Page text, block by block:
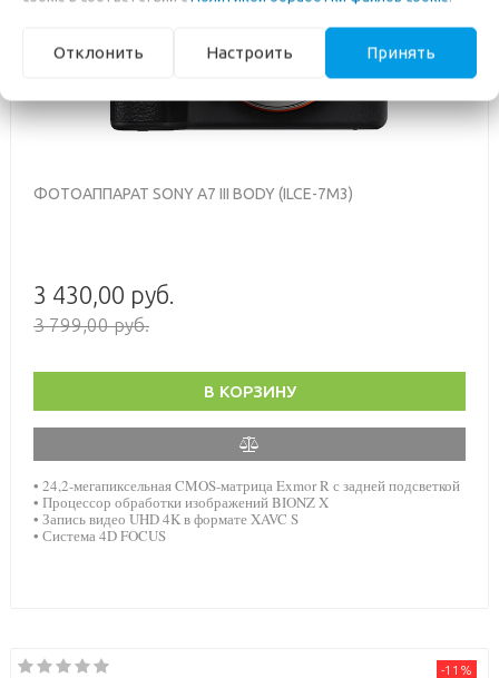
ФОТОАППАРАТ SONY A7 III BODY (ILCE-7M3)
3 430,00 руб.
3 799,00 руб.
В КОРЗИНУ
• 24,2-мегапиксельная CMOS-матрица Exmor R с задней подсветкой
• Процессор обработки изображений BIONZ X
• Запись видео UHD 4K в формате XAVC S
• Система 4D FOCUS
-11%
Отклонить Настроить Принять